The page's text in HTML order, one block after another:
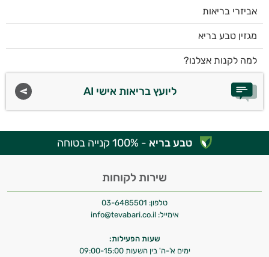
אביזרי בריאות
מגזין טבע בריא
למה לקנות אצלנו?
ליועץ בריאות אישי AI
טבע בריא - 100% קנייה בטוחה
שירות לקוחות
טלפון: 03-6485501
אימייל: info@tevabari.co.il
שעות הפעילות:
ימים א'-ה' בין השעות 09:00-15:00